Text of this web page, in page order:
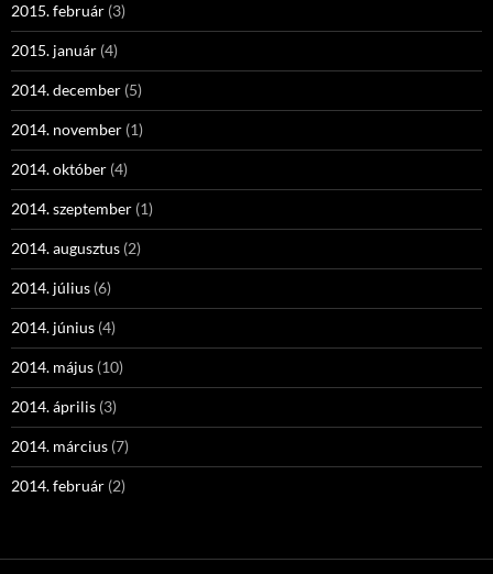
2015. február (3)
2015. január (4)
2014. december (5)
2014. november (1)
2014. október (4)
2014. szeptember (1)
2014. augusztus (2)
2014. július (6)
2014. június (4)
2014. május (10)
2014. április (3)
2014. március (7)
2014. február (2)